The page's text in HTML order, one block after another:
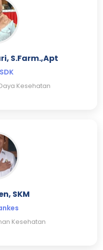
S.Farm.,Apt
Kesehatan
SKM
Kesehatan